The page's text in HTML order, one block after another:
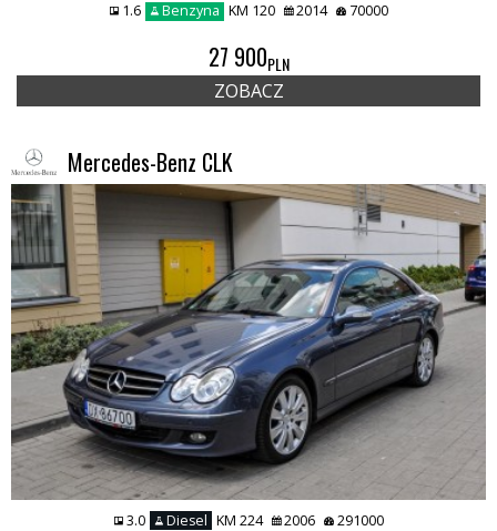
1.6 Benzyna KM 120 2014 70000
27 900PLN
ZOBACZ
Mercedes-Benz CLK
3.0 Diesel KM 224 2006 291000